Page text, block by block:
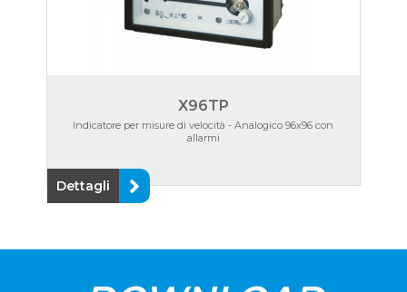
X96TP
Indicatore per misure di velocità - Analogico 96x96 con
allarmi
Dettagli